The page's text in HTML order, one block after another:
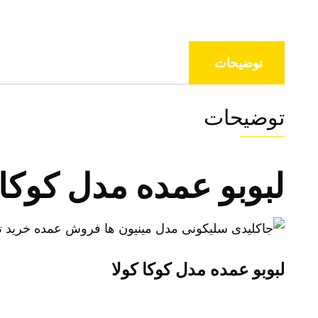
توضیحات
توضیحات
لبوبو عمده مدل
لبوبو عمده مدل کوکا کولا